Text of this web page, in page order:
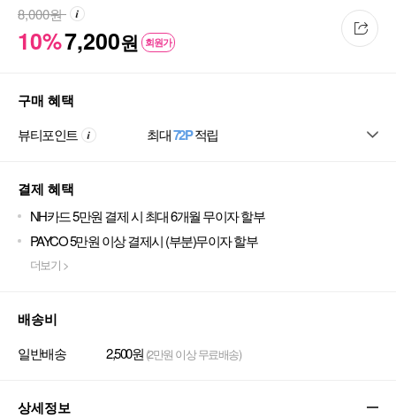
10%7,200원 회원가
8,000원
구매 혜택
뷰티포인트 최대72P적립
결제 혜택
NH카드 5만원 결제 시 최대 6개월 무이자 할부
PAYCO 5만원 이상 결제시 (부분)무이자 할부
더보기 >
배송비
일반배송 2,500원 (2만원 이상 무료배송)
상세정보